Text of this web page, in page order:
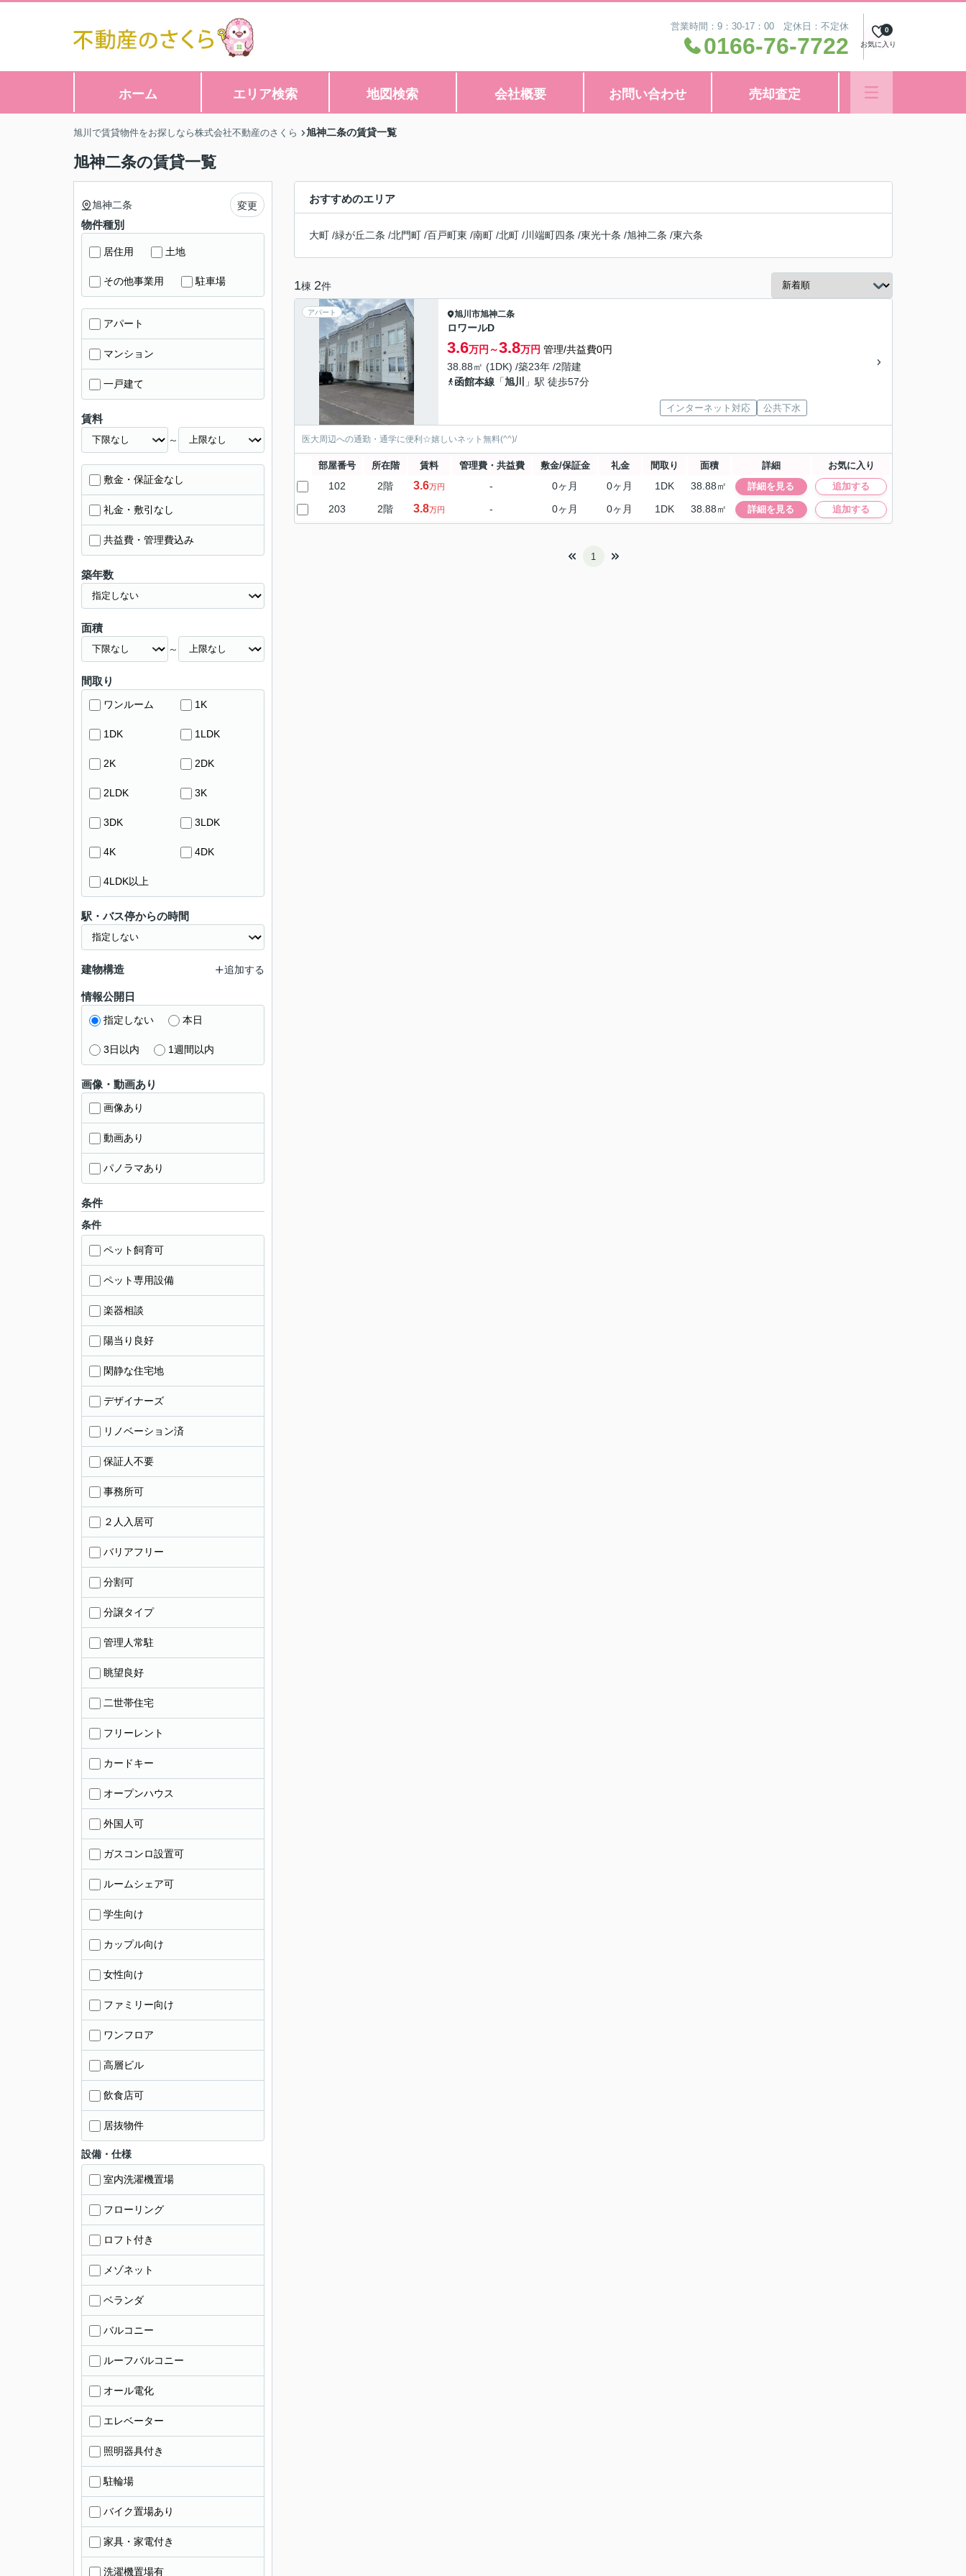
営業時間：9：30-17：00 定休日：不定休
0166-76-7722 お気に入り
0
ホーム エリア検索 地図検索 会社概要 お問い合わせ 売却査定
旭川で賃貸物件をお探しなら株式会社不動産のさくら 旭神二条の賃貸一覧
旭神二条の賃貸一覧
おすすめのエリア
大町 /緑が丘二条 /北門町 /百戸町東 /南町 /北町 /川端町四条 /東光十条 /旭神二条 /東六条
1棟 2件
アパート 旭川市旭神二条
ロワールD
3.6万円～3.8万円 管理/共益費0円
38.88㎡ (1DK) /築23年 /2階建
函館本線 「旭川 」駅 徒歩57分
インターネット対応 公共下水
医大周辺への通勤・通学に便利☆嬉しいネット無料(^^)/
部屋番号 所在階 賃料 管理費・共益費 敷金/保証金 礼金 間取り 面積 詳細 お気に入り
102 2階 3.6万円 - 0ヶ月 0ヶ月 1DK 38.88㎡ 詳細を見る 追加する
203 2階 3.8万円 - 0ヶ月 0ヶ月 1DK 38.88㎡ 詳細を見る 追加する
1
旭神二条 変更
物件種別
居住用 土地
その他事業用 駐車場
アパート
マンション
一戸建て
賃料
～
敷金・保証金なし
礼金・敷引なし
共益費・管理費込み
築年数
面積
～
間取り
ワンルーム 1K
1DK 1LDK
2K 2DK
2LDK 3K
3DK 3LDK
4K 4DK
4LDK以上
駅・バス停からの時間
建物構造 追加する
情報公開日
指定しない 本日
3日以内 1週間以内
画像・動画あり
画像あり
動画あり
パノラマあり
条件
条件
ペット飼育可
ペット専用設備
楽器相談
陽当り良好
閑静な住宅地
デザイナーズ
リノベーション済
保証人不要
事務所可
２人入居可
バリアフリー
分割可
分譲タイプ
管理人常駐
眺望良好
二世帯住宅
フリーレント
カードキー
オープンハウス
外国人可
ガスコンロ設置可
ルームシェア可
学生向け
カップル向け
女性向け
ファミリー向け
ワンフロア
高層ビル
飲食店可
居抜物件
設備・仕様
室内洗濯機置場
フローリング
ロフト付き
メゾネット
ベランダ
バルコニー
ルーフバルコニー
オール電化
エレベーター
照明器具付き
駐輪場
バイク置場あり
家具・家電付き
洗濯機置場有